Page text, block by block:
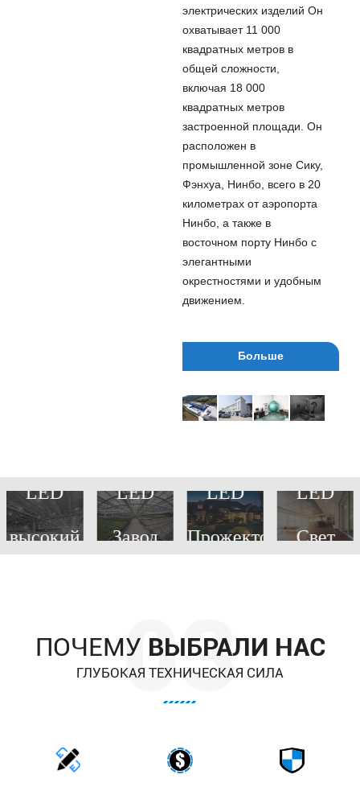
электрических изделий Он
охватывает 11 000
квадратных метров в
общей сложности,
включая 18 000
квадратных метров
застроенной площади. Он
расположен в
промышленной зоне Сику,
Фэнхуа, Нинбо, всего в 20
километрах от аэропорта
Нинбо, а также в
восточном порту Нинбо с
элегантными
окрестностями и удобным
движением.
Больше
LED
высокий
LED
Завод
LED
Прожектор
LED
Свет
ПОЧЕМУ ВЫБРАЛИ НАС
ГЛУБОКАЯ ТЕХНИЧЕСКАЯ СИЛА